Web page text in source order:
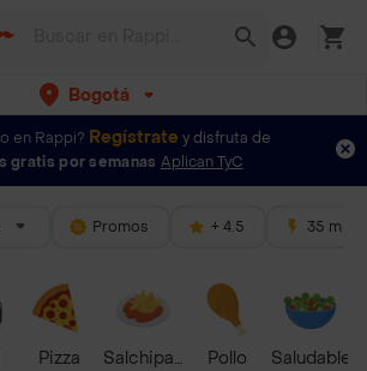
Bogotá
en Rappi? Regístrate y disfruta de
gratis por semanas Aplican TyC
Promos + 4.5 35 mins
Pizza Salchipapas Pollo Saludable